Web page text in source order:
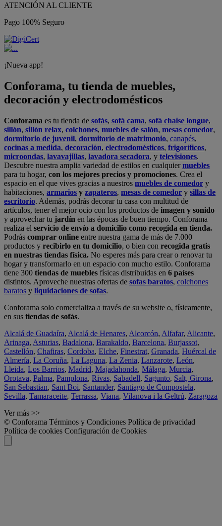
ATENCIÓN AL CLIENTE
Pago 100% Seguro
¡Nueva app!
Conforama, tu tienda de muebles,
decoración y electrodomésticos
Conforama es tu tienda de sofás, sofá cama, sofá chaise longue,
sillón, sillón relax, colchones, muebles de salón, mesas comedor,
dormitorio de juvenil, dormitorio de matrimonio, canapés,
cocinas a medida, decoración, electrodomésticos, frigoríficos,
microondas, lavavajillas, lavadora secadora, y televisiones.
Descubre nuestra amplia variedad de estilos en cualquiermuebles
para tu hogar, con los mejores precios y promociones. Crea el
espacio en el que vives gracias a nuestros muebles de comedor y
habitaciones, armarios y zapateros, mesas de comedor y sillas de
escritorio. Además, podrás decorar tu casa con multitud de
artículos, tener el mejor ocio con los productos de imagen y sonido
y aprovechar tu jardín en las épocas de buen tiempo. Conforama
realiza el servicio de envío a domicilio como recogida en tienda.
Podrás comprar online entre nuestra gama de más de 7.000
productos y recibirlo en tu domicilio, o bien con recogida gratis
en nuestras tiendas física. No esperes más para crear o renovar tu
hogar y transformarlo en un espacio con mucho estilo. Conforama
tiene 300 tiendas de muebles físicas distribuidas en 6 países
distintos. Aproveche nuestras ofertas de sofas baratos, colchones
baratos y liquidaciones de sofas.
Conforama solo comercializa a través de su website o, físicamente,
en sus tiendas de sofás.
Alcalá de Guadaíra, Alcalá de Henares, Alcorcón, Alfafar, Alicante,
Arinaga, Asturias, Badalona, Barakaldo, Barcelona, Burjassot,
Castellón, Chafiras, Cordoba, Elche, Finestrat, Granada, Huércal de
Almería, La Coruña, La Laguna, La Zenia, Lanzarote, León,
Lleida, Los Barrios, Madrid, Majadahonda, Málaga, Murcia,
Orotava, Palma, Pamplona, Rivas, Sabadell, Sagunto, Salt, Girona,
San Sebastian, Sant Boi, Santander, Santiago de Compostela,
Sevilla, Tamaraceite, Terrassa, Viana, Vilanova i la Geltrú, Zaragoza
Ver más >>
© Conforama Términos y Condiciones Política de privacidad
Política de cookies Configuración de Cookies